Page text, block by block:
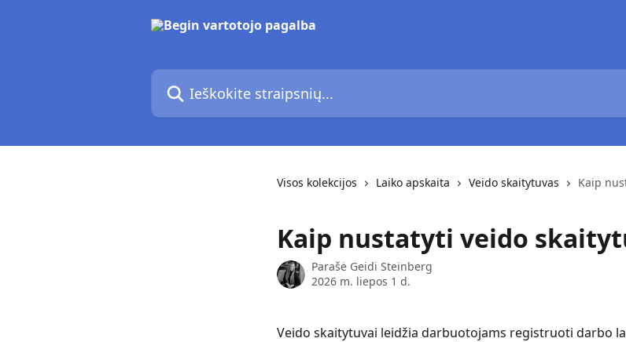
Ieškokite straipsnių...
Visos kolekcijos Laiko apskaita Veido skaitytuvas Kaip
Kaip nustatyti veido
Parašė Geidi Steinberg
2026 m. liepos 1 d.
Veido skaitytuvai leidžia darbuotojams registruoti darbo